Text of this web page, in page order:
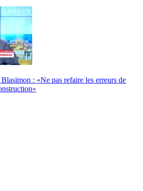
: «Ne pas refaire les erreurs de